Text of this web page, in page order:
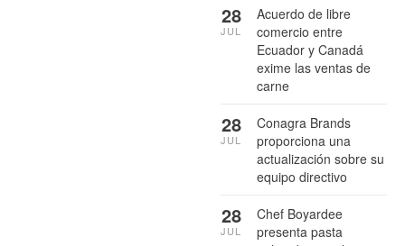
Acuerdo de libre
comercio entre
Ecuador y Canadá
exime las ventas de
carne
28
JUL
Conagra Brands
proporciona una
actualización sobre su
equipo directivo
28
JUL
Chef Boyardee
presenta pasta
28
JUL